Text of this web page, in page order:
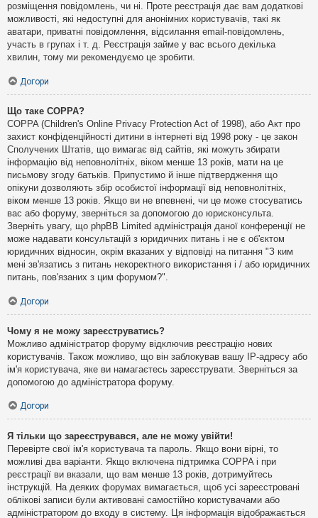
розміщення повідомлень, чи ні. Проте реєстрація дає вам додаткові
можливості, які недоступні для анонімних користувачів, такі як
аватари, приватні повідомлення, відсилання email-повідомлень,
участь в групах і т. д. Реєстрація займе у вас всього декілька
хвилин, тому ми рекомендуємо це зробити.
Догори
Що таке COPPA?
COPPA (Children's Online Privacy Protection Act of 1998), або Акт про
захист конфіденційності дитини в інтернеті від 1998 року - це закон
Сполучених Штатів, що вимагає від сайтів, які можуть збирати
інформацію від неповнолітніх, віком менше 13 років, мати на це
письмову згоду батьків. Припустимо й інше підтвердження що
опікуни дозволяють збір особистої інформації від неповнолітніх,
віком менше 13 років. Якщо ви не впевнені, чи це може стосуватись
вас або форуму, зверніться за допомогою до юрисконсульта.
Зверніть увагу, що phpBB Limited адміністрація даної конференції не
може надавати консультацій з юридичних питань і не є об'єктом
юридичних відносин, окрім вказаних у відповіді на питання "З ким
мені зв'язатись з питань некоректного використання і / або юридичних
питань, пов'язаних з цим форумом?".
Догори
Чому я не можу зареєструватись?
Можливо адміністратор форуму відключив реєстрацію нових
користувачів. Також можливо, що він заблокував вашу IP-адресу або
ім'я користувача, яке ви намагаєтесь зареєструвати. Зверніться за
допомогою до адміністратора форуму.
Догори
Я тільки що зареєструвався, але не можу увійти!
Перевірте свої ім'я користувача та пароль. Якщо вони вірні, то
можливі два варіанти. Якщо включена підтримка COPPA і при
реєстрації ви вказали, що вам менше 13 років, дотримуйтесь
інструкцій. На деяких форумах вимагається, щоб усі зареєстровані
облікові записи були активовані самостійно користувачами або
адміністратором до входу в систему. Ця інформація відображається